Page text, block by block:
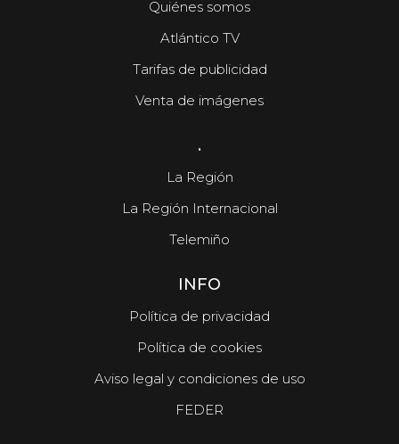
Quiénes somos
Atlántico TV
Tarifas de publicidad
Venta de imágenes
.
La Región
La Región Internacional
Telemiño
INFO
Política de privacidad
Política de cookies
Aviso legal y condiciones de uso
FEDER